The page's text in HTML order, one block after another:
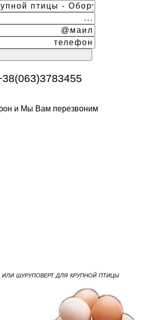
и Мы Вам перезвоним
шуруповерт для крупной птицы